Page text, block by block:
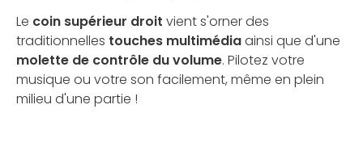
Le coin supérieur droit vient s'orner des
traditionnelles touches multimédiaainsi que d'une
molette de contrôle du volume. Pilotez votre
musique ou votre son facilement, même en plein
milieu d'une partie !